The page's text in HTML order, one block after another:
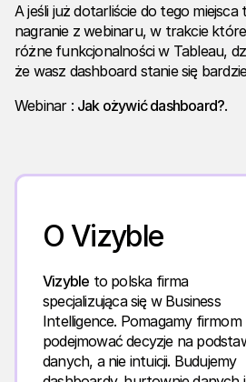
A jeśli już dotarliście do tego
nagranie z webinaru, w trakcie
różne funkcjonalności w Tableau,
że wasz dashboard stanie się
Webinar : Jak ożywić dashboard?.
O Vizyble
Vizyble to polska firma
specjalizująca się w Business
Intelligence. Pomagamy firmom
podejmować decyzje na
danych, a nie intuicji. Budujemy